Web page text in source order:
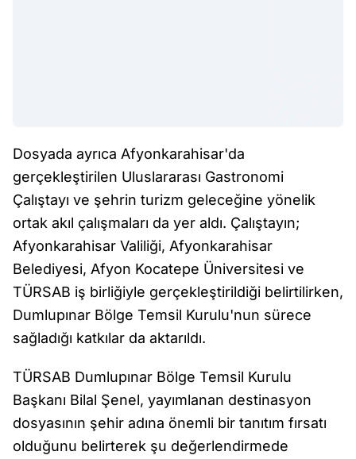
Dosyada ayrıca Afyonkarahisar'da
gerçekleştirilen Uluslararası Gastronomi
Çalıştayı ve şehrin turizm geleceğine yönelik
ortak akıl çalışmaları da yer aldı. Çalıştayın;
Afyonkarahisar Valiliği, Afyonkarahisar
Belediyesi, Afyon Kocatepe Üniversitesi ve
TÜRSAB iş birliğiyle gerçekleştirildiği belirtilirken,
Dumlupınar Bölge Temsil Kurulu'nun sürece
sağladığı katkılar da aktarıldı.
TÜRSAB Dumlupınar Bölge Temsil Kurulu
Başkanı Bilal Şenel, yayımlanan destinasyon
dosyasının şehir adına önemli bir tanıtım fırsatı
olduğunu belirterek şu değerlendirmede